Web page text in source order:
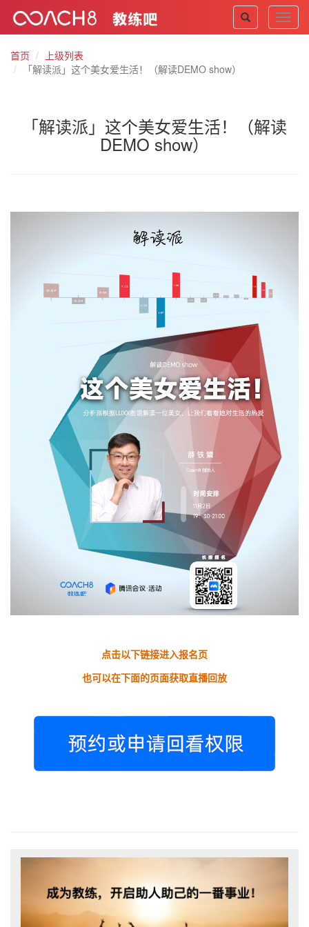
首页
上级列表
「解读派」这个美女爱生活！（解读DEMO show）
「解读派」这个美女爱生活！（解读
DEMO show）
点击以下链接进入报名页
也可以在下面的页面获取直播回放